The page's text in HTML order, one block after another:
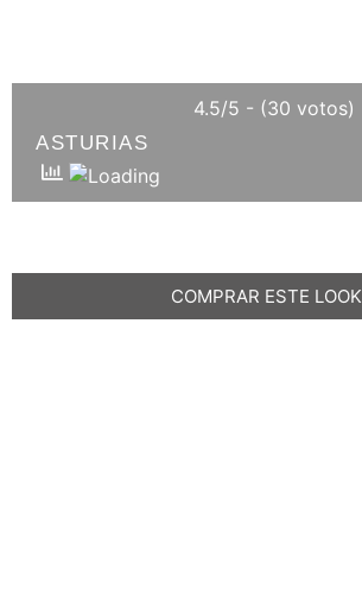
4.5/5 - (30 votos)
ASTURIAS
COMPRAR ESTE LOOK